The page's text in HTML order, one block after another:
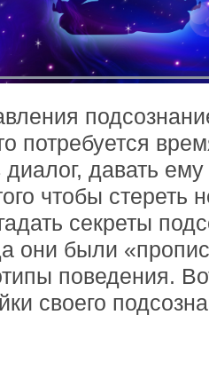
потребуется
диалог, давать
чтобы стереть
секреты
они были
поведения.
своего